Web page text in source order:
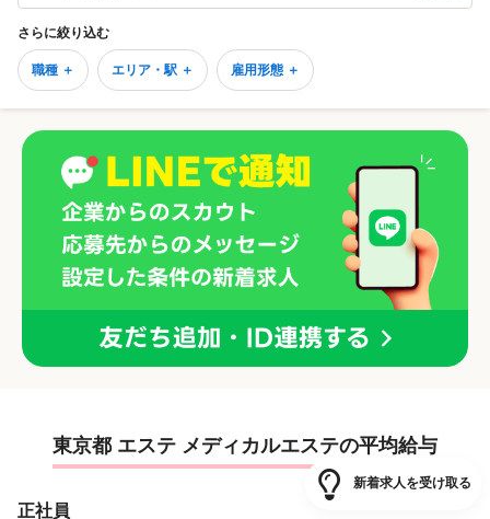
さらに絞り込む
職種 ＋ エリア・駅 ＋ 雇用形態 ＋
東京都 エステ メディカルエステの平均給与
正社員
新着求人を受け取る